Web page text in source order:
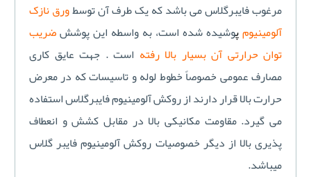
مرغوب فایبرگلاس می باشد که یک طرف آن توسطورق نازک
آلومینیومپوشیده شده است، به واسطه این پوششضریب
توان حرارتی آن بسیار بالا رفته است . جهت عایق کاری
مصارف عمومی خصوصاً خطوط لوله و تاسیسات که در معرض
حرارت بالا قرار دارند از روکش آلومینیوم فایبرگلاس استفاده
می گیرد. مقاومت مکانیکی بالا در مقابل کشش و انعطاف
پذیری بالا از دیگر خصوصیات روکش آلومینیوم فایبر گلاس
میباشد.